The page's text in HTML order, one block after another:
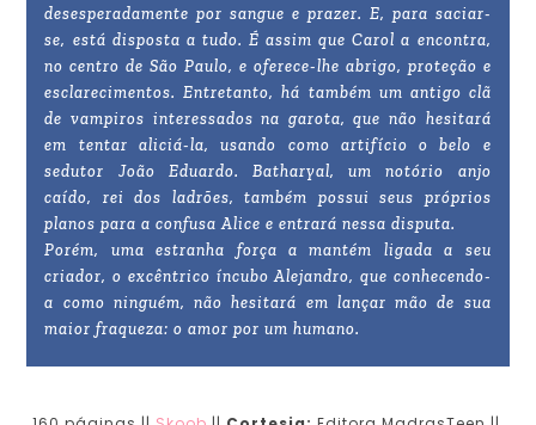
desesperadamente por sangue e prazer. E, para saciar-
se, está disposta a tudo. É assim que Carol a encontra,
no centro de São Paulo, e oferece-lhe abrigo, proteção e
esclarecimentos. Entretanto, há também um antigo clã
de vampiros interessados na garota, que não hesitará
em tentar aliciá-la, usando como artifício o belo e
sedutor João Eduardo. Batharyal, um notório anjo
caído, rei dos ladrões, também possui seus próprios
planos para a confusa Alice e entrará nessa disputa.
Porém, uma estranha força a mantém ligada a seu
criador, o excêntrico íncubo Alejandro, que conhecendo-
a como ninguém, não hesitará em lançar mão de sua
maior fraqueza: o amor por um humano.